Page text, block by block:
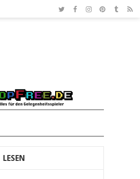
LESEN